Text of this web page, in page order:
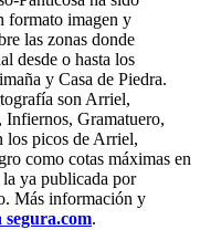
formato imagen y
las zonas donde
desde o hasta los
y Casa de Piedra.
son Arriel,
Infiernos, Gramatuero,
los picos de Arriel,
como cotas máximas en
ya publicada por
Más información y
.